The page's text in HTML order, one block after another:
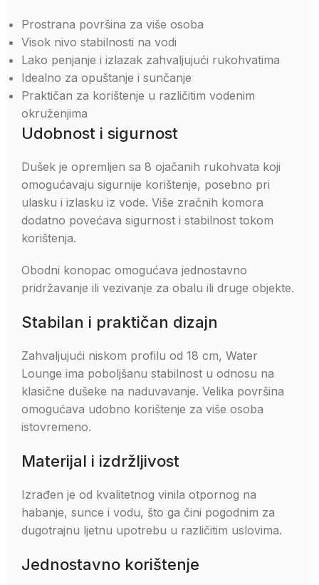
Prostrana površina za više osoba
Visok nivo stabilnosti na vodi
Lako penjanje i izlazak zahvaljujući rukohvatima
Idealno za opuštanje i sunčanje
Praktičan za korištenje u različitim vodenim
okruženjima
Udobnost i sigurnost
Dušek je opremljen sa 8 ojačanih rukohvata koji
omogućavaju sigurnije korištenje, posebno pri
ulasku i izlasku iz vode. Više zračnih komora
dodatno povećava sigurnost i stabilnost tokom
korištenja.
Obodni konopac omogućava jednostavno
pridržavanje ili vezivanje za obalu ili druge objekte.
Stabilan i praktičan dizajn
Zahvaljujući niskom profilu od 18 cm, Water
Lounge ima poboljšanu stabilnost u odnosu na
klasične dušeke na naduvavanje. Velika površina
omogućava udobno korištenje za više osoba
istovremeno.
Materijal i izdržljivost
Izrađen je od kvalitetnog vinila otpornog na
habanje, sunce i vodu, što ga čini pogodnim za
dugotrajnu ljetnu upotrebu u različitim uslovima.
Jednostavno korištenje